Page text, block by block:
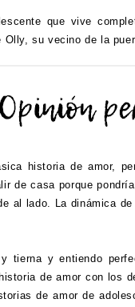
que vive
Olly, su vecino de la
historia de amor,
de casa porque
al lado. La dinámica
tierna y entiendo
de amor con los
de amor de